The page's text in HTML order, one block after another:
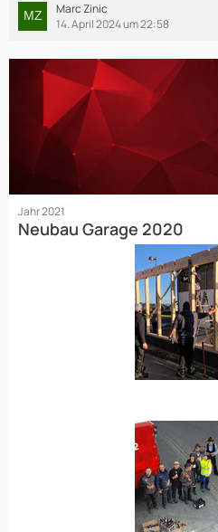
Marc Zinic
14. April 2024 um 22:58
Jahr 2021
Neubau Garage 2020